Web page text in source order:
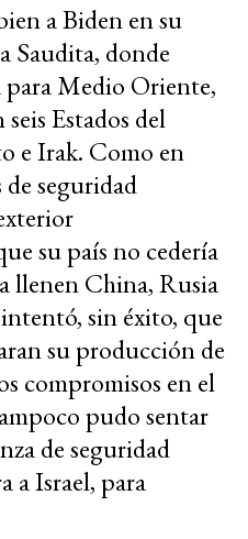
a Biden en su
Saudita, donde
para Medio Oriente,
Estados del
e Irak. Como en
seguridad
su país no cedería
llenen China, Rusia
sin éxito, que
su producción de
compromisos en el
pudo sentar
de seguridad
a Israel, para